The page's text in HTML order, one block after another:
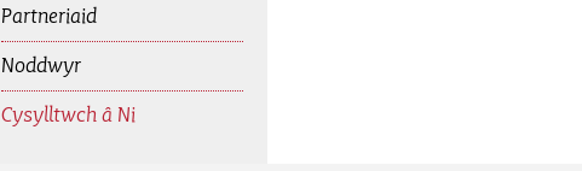
Partneriaid
Noddwyr
Cysylltwch â Ni